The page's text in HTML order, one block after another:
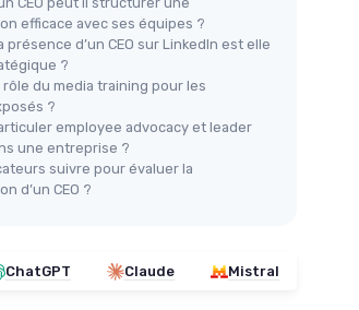
efficace avec ses équipes ?
présence d’un CEO sur LinkedIn est elle
?
du media training pour les
?
employee advocacy et leader
une entreprise ?
suivre pour évaluer la
d’un CEO ?
ChatGPT Claude Mistral